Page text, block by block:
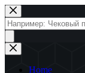
Перейти
к
сути
Поиск
товаров
Home